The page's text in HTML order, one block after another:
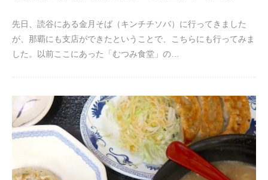
先日、読谷にある金月そば（キンチチソバ）に行ってきました
が、那覇にも支店ができたということで、こちらにも行ってみま
した。以前ここにあった「むつみ食堂」の…